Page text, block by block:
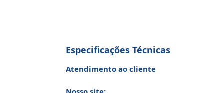
Especificações Técnicas
Atendimento ao cliente